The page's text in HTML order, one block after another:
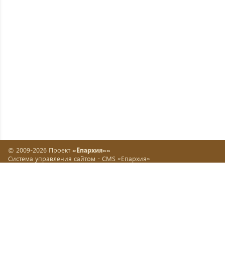
© 2009-2026 Проект «Епархия»»
Система управления сайтом - CMS «Епархия»